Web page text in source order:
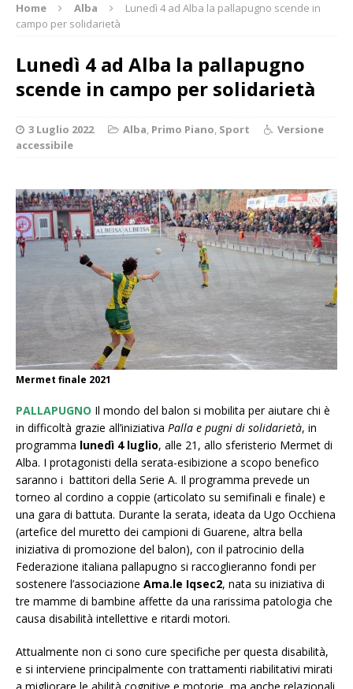
Home Alba
Lunedì 4 ad Alba la pallapugno scende in
campo per solidarietà
Lunedì 4 ad Alba la pallapugno
scende in campo per solidarietà
3 Luglio 2022 Alba, Primo Piano, Sport
Versione
accessibile
Mermet finale 2021
PALLAPUGNO Il mondo del balon si mobilita per aiutare chi è
in difficoltà grazie all’iniziativa Palla e pugni di solidarietà, in
programma lunedì 4 luglio, alle 21, allo sferisterio Mermet di
Alba. I protagonisti della serata-esibizione a scopo benefico
saranno i battitori della Serie A. Il programma prevede un
torneo al cordino a coppie (articolato su semifinali e finale) e
una gara di battuta. Durante la serata, ideata da Ugo Occhiena
(artefice del muretto dei campioni di Guarene, altra bella
iniziativa di promozione del balon), con il patrocinio della
Federazione italiana pallapugno si raccoglieranno fondi per
sostenere l’associazione Ama.le Iqsec2, nata su iniziativa di
tre mamme di bambine affette da una rarissima patologia che
causa disabilità intellettive e ritardi motori.
Attualmente non ci sono cure specifiche per questa disabilità,
e si interviene principalmente con trattamenti riabilitativi mirati